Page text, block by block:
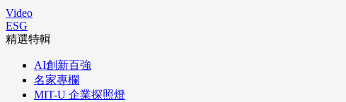
Video
ESG
精選特輯
AI創新百強
名家專欄
MIT-U 企業探照燈